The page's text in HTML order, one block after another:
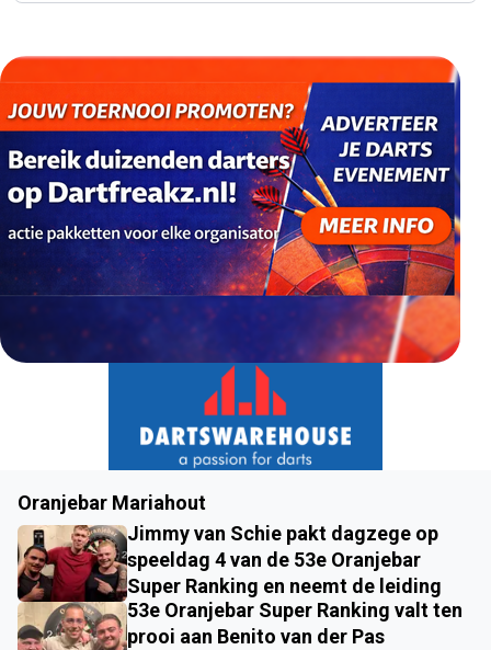
Oranjebar Mariahout
Jimmy van Schie pakt dagzege op
speeldag 4 van de 53e Oranjebar
Super Ranking en neemt de leiding
53e Oranjebar Super Ranking valt ten
prooi aan Benito van der Pas